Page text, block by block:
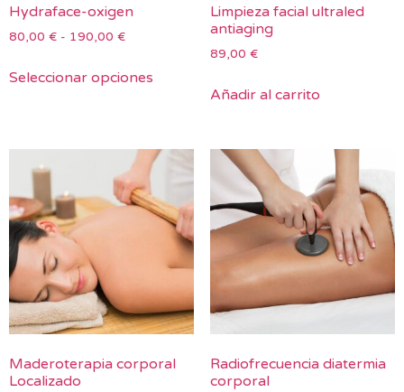
Hydraface-oxigen
80,00 € - 190,00 €
Seleccionar opciones
Limpieza facial ultraled
antiaging
89,00 €
Añadir al carrito
Maderoterapia corporal
Localizado
Radiofrecuencia diatermia
corporal